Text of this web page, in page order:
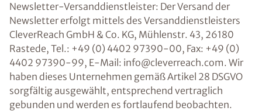
Newsletter-Versanddienstleister: Der Versand der
Newsletter erfolgt mittels des Versanddienstleisters
CleverReach GmbH & Co. KG, Mühlenstr. 43, 26180
Rastede, Tel.: +49 (0) 4402 97390-00, Fax: +49 (0)
4402 97390-99, E-Mail: info@cleverreach.com. Wir
haben dieses Unternehmen gemäß Artikel 28 DSGVO
sorgfältig ausgewählt, entsprechend vertraglich
gebunden und werden es fortlaufend beobachten.